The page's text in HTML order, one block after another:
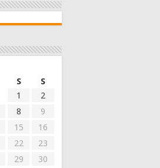
S
S
1
2
8
9
15
16
22
23
29
30